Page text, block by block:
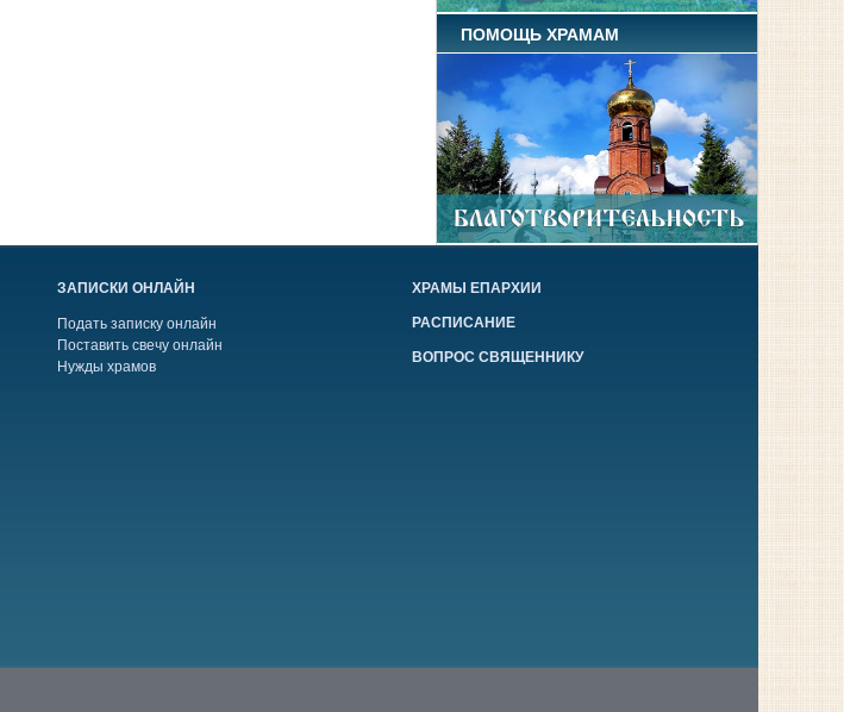
ПОМОЩЬ ХРАМАМ
ЗАПИСКИ ОНЛАЙН
Подать записку онлайн
Поставить свечу онлайн
Нужды храмов
ХРАМЫ ЕПАРХИИ
РАСПИСАНИЕ
ВОПРОС СВЯЩЕННИКУ